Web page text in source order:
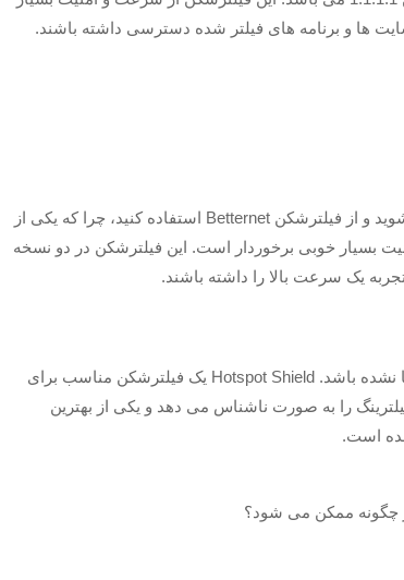
سایت ها و برنامه های فیلتر شده دسترسی داشته باشند.
اگر نتوانستید با هیچ گونه فیلترشکنی، فیلترینگ را دور بزنید، ناامید نشوید و از فیلترشکن Betternet استفاده کنید، چرا که یکی از
بسیار خوبی برخوردار است. این فیلترشکن در دو نسخه
یک سرعت بالا را داشته باشند.
آشنا نشده باشد. Hotspot Shield یک فیلترشکن مناسب برای
عبور از فیلترینگ را به صورت ناشناس می دهد و یکی از بهترین
است.